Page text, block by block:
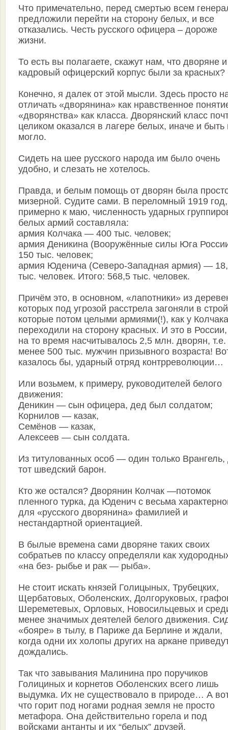
Что примечательно, перед смертью всем
предложили перейти на сторону белых, и все
отказались. Честь русского офицера – дороже
жизни.
То есть вы полагаете, скажут нам, что дворяне и
кадровый офицерский корпус были за красных?
Конечно, я далек от этой мысли. Здесь просто
отличать «дворянина» как нравственное
«дворянства» как класса. Дворянский класс
целиком оказался в лагере белых, иначе и быть
могло.
Сидеть на шее русского народа им было очень
удобно, и слезать не хотелось.
Правда, и белым помощь от дворян была
мизерной. Судите сами. В переломный 1919 год,
примерно к маю, численность ударных
белых армий составляла:
армия Колчака — 400 тыс. человек;
армия Деникина (Вооружённые силы Юга
150 тыс. человек;
армия Юденича (Северо-Западная армия) —
тыс. человек. Итого: 568,5 тыс. человек.
Причём это, в основном, «лапотники» из
которых под угрозой расстрела загоняли в
которые потом целыми армиями(!), как у
переходили на сторону красных. И это в России,
на то время насчитывалось 2,5 млн. дворян, т.е.
менее 500 тыс. мужчин призывного возраста!
казалось бы, ударный отряд контрреволюции…
Или возьмем, к примеру, руководителей белого
движения:
Деникин — сын офицера, дед был солдатом;
Корнилов — казак,
Семёнов — казак,
Алексеев — сын солдата.
Из титулованных особ — один только Врангель,
тот шведский барон.
Кто же остался? Дворянин Колчак —потомок
пленного турка, да Юденич с весьма
для «русского дворянина» фамилией и
нестандартной ориентацией.
В былые времена сами дворяне таких своих
собратьев по классу определяли как
«на без- рыбье и рак — рыба».
Не стоит искать князей Голицыных, Трубецких,
Щербатовых, Оболенских, Долгоруковых,
Шереметевых, Орловых, Новосильцевых и
менее значимых деятелей белого движения.
«бояре» в тылу, в Париже да Берлине и ждали,
когда одни их холопы других на аркане
дождались.
Так что завывания Малинина про поручиков
Голициных и корнетов Оболенских всего лишь
выдумка. Их не существовало в природе… А
что горит под ногами родная земля не просто
метафора. Она действительно горела и под
войсками антанты и их “белых” друзей.